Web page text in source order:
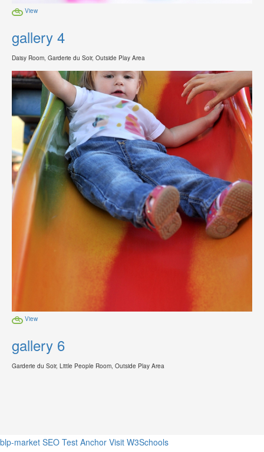
View
gallery 4
Daisy Room, Garderie du Soir, Outside Play Area
View
gallery 6
Garderie du Soir, Little People Room, Outside Play Area
blp-market SEO Test Anchor Visit W3Schools